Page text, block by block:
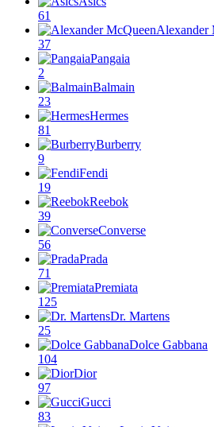
61
Alexander
37
Pangaia
2
Balmain
23
Hermes
81
Burberry
9
Fendi
19
Reebok
39
Converse
56
Prada
71
Premiata
125
Dr. Martens
25
Dolce Gabbana
104
Dior
97
Gucci
83